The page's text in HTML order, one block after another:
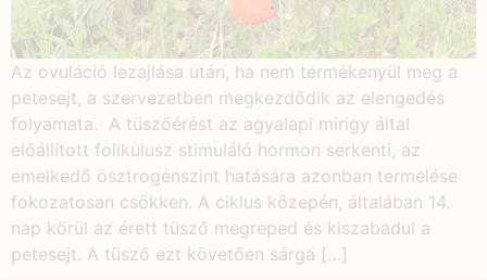
Az ovuláció lezajlása után, ha nem termékenyül meg a
petesejt, a szervezetben megkezdődik az elengedés
folyamata. A tüszőérést az agyalapi mirigy által
előállított folikulusz stimuláló hormon serkenti, az
emelkedő ösztrogénszint hatására azonban termelése
fokozatosan csökken. A ciklus közepén, általában 14.
nap körül az érett tüsző megreped és kiszabadul a
petesejt. A tüsző ezt követően sárga […]